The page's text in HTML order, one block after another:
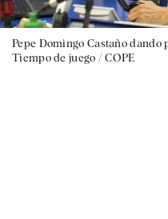
Pepe Domingo Castaño dando
Tiempo de juego / COPE